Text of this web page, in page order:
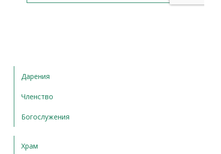
Дарения
Членство
Богослужения
Храм